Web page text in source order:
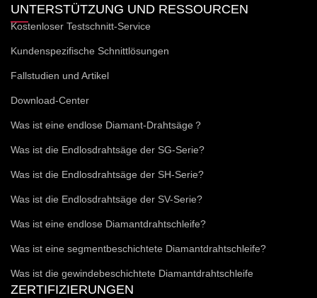
UNTERSTÜTZUNG UND RESSOURCEN
Kostenloser Testschnitt-Service
Kundenspezifische Schnittlösungen
Fallstudien und Artikel
Download-Center
Was ist eine endlose Diamant-Drahtsäge？
Was ist die Endlosdrahtsäge der SG-Serie?
Was ist die Endlosdrahtsäge der SH-Serie?
Was ist die Endlosdrahtsäge der SV-Serie?
Was ist eine endlose Diamantdrahtschleife?
Was ist eine segmentbeschichtete Diamantdrahtschleife?
Was ist die gewindebeschichtete Diamantdrahtschleife
ZERTIFIZIERUNGEN